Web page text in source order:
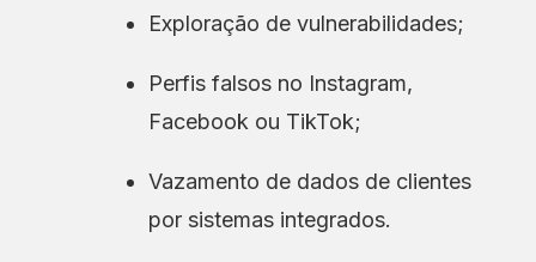
Exploração de vulnerabilidades;
Perfis falsos no Instagram,
Facebook ou TikTok;
Vazamento de dados de clientes
por sistemas integrados.